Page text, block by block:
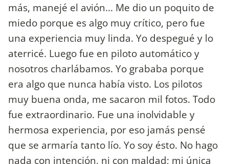
más, manejé el avión... Me dio un poquito de
miedo porque es algo muy crítico, pero fue
una experiencia muy linda. Yo despegué y lo
aterricé. Luego fue en piloto automático y
nosotros charlábamos. Yo grababa porque
era algo que nunca había visto. Los pilotos
muy buena onda, me sacaron mil fotos. Todo
fue extraordinario. Fue una inolvidable y
hermosa experiencia, por eso jamás pensé
que se armaría tanto lío. Yo soy ésto. No hago
nada con intención, ni con maldad; mi única